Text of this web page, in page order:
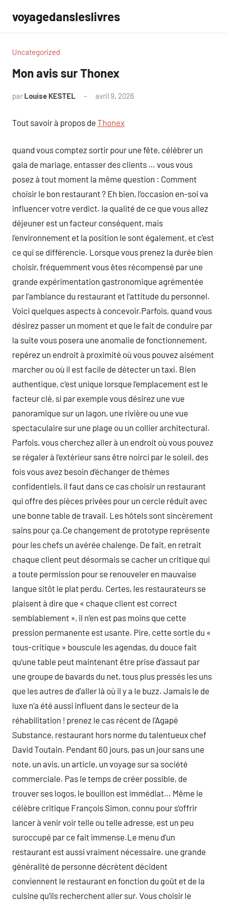
contenu
voyagedansleslivres
Uncategorized
Mon avis sur Thonex
par Louise KESTEL avril 9, 2026
Tout savoir à propos de Thonex
quand vous comptez sortir pour une fête, célébrer un
gala de mariage, entasser des clients … vous vous
posez à tout moment la même question : Comment
choisir le bon restaurant ? Eh bien, l’occasion en-soi va
influencer votre verdict. la qualité de ce que vous allez
déjeuner est un facteur conséquent, mais
l’environnement et la position le sont également, et c’est
ce qui se différencie. Lorsque vous prenez la durée bien
choisir, fréquemment vous êtes récompensé par une
grande expérimentation gastronomique agrémentée
par l’ambiance du restaurant et l’attitude du personnel.
Voici quelques aspects à concevoir.Parfois, quand vous
désirez passer un moment et que le fait de conduire par
la suite vous posera une anomalie de fonctionnement,
repérez un endroit à proximité où vous pouvez aisément
marcher ou où il est facile de détecter un taxi. Bien
authentique, c’est unique lorsque l’emplacement est le
facteur clé, si par exemple vous désirez une vue
panoramique sur un lagon, une rivière ou une vue
spectaculaire sur une plage ou un collier architectural.
Parfois, vous cherchez aller à un endroit où vous pouvez
se régaler à l’extérieur sans être noirci par le soleil, des
fois vous avez besoin d’échanger de thèmes
confidentiels, il faut dans ce cas choisir un restaurant
qui offre des pièces privées pour un cercle réduit avec
une bonne table de travail. Les hôtels sont sincèrement
sains pour ça.Ce changement de prototype représente
pour les chefs un avérée chalenge. De fait, en retrait
chaque client peut désormais se cacher un critique qui
a toute permission pour se renouveler en mauvaise
langue sitôt le plat perdu. Certes, les restaurateurs se
plaisent à dire que « chaque client est correct
semblablement », il n’en est pas moins que cette
pression permanente est usante. Pire, cette sortie du «
tous-critique » bouscule les agendas, du douce fait
qu’une table peut maintenant être prise d’assaut par
une groupe de bavards du net, tous plus pressés les uns
que les autres de d’aller là où il y a le buzz. Jamais le de
luxe n’a été aussi influent dans le secteur de la
réhabilitation ! prenez le cas récent de l’Agapé
Substance, restaurant hors norme du talentueux chef
David Toutain. Pendant 60 jours, pas un jour sans une
note, un avis, un article, un voyage sur sa société
commerciale. Pas le temps de créer possible, de
trouver ses logos, le bouillon est immédiat… Même le
célèbre critique François Simon, connu pour s’offrir
lancer à venir voir telle ou telle adresse, est un peu
suroccupé par ce fait immense.Le menu d’un
restaurant est aussi vraiment nécessaire. une grande
généralité de personne décrètent décident
conviennent le restaurant en fonction du goût et de la
cuisine qu’ils recherchent aller sur. Vous choisir le